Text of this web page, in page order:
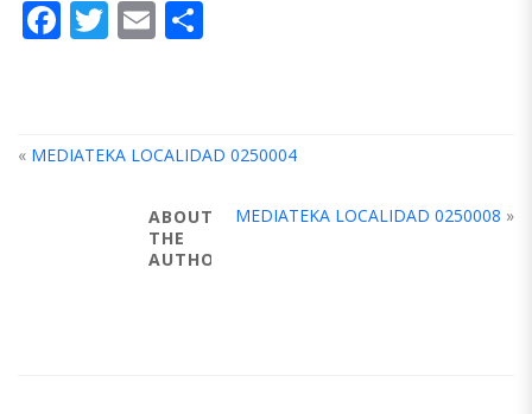
Facebook
Twitter
Email
« MEDIATEKA LOCALIDAD 0250004
MEDIATEKA LOCALIDAD 0250008 »
ABOUT
THE
AUTHOR